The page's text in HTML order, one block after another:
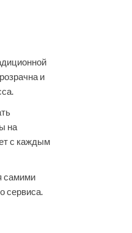
и
на
с каждым
самими
сервиса.